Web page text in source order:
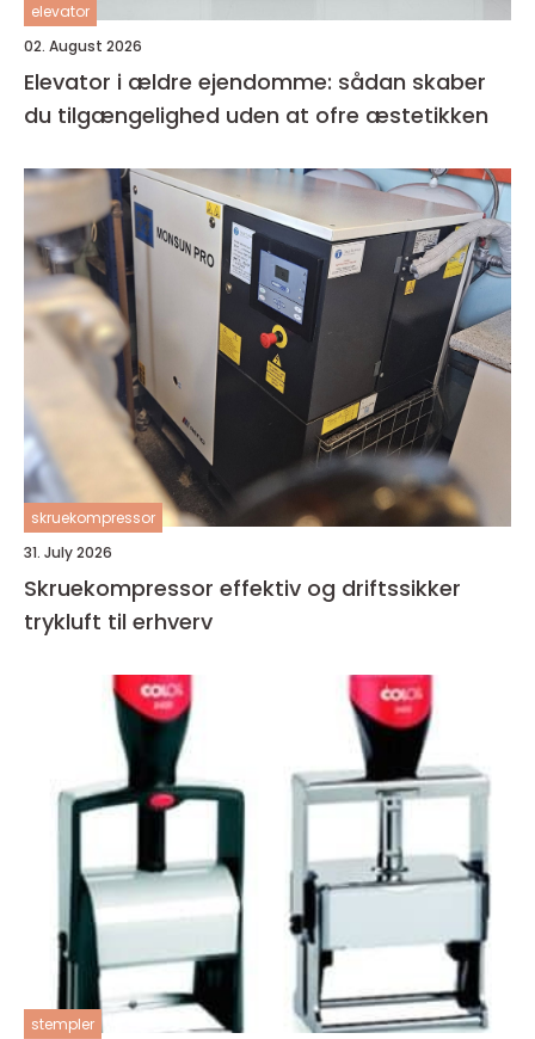
elevator
02. August 2026
Elevator i ældre ejendomme: sådan skaber
du tilgængelighed uden at ofre æstetikken
skruekompressor
31. July 2026
Skruekompressor effektiv og driftssikker
trykluft til erhverv
stempler